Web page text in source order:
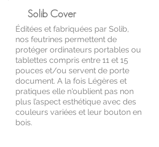
Solib Cover
Éditées et fabriquées par Solib,
nos feutrines permettent de
protéger ordinateurs portables ou
tablettes compris entre 11 et 15
pouces et/ou servent de porte
document. A la fois Légères et
pratiques elle n'oublient pas non
plus l’aspect esthétique avec des
couleurs variées et leur bouton en
bois.